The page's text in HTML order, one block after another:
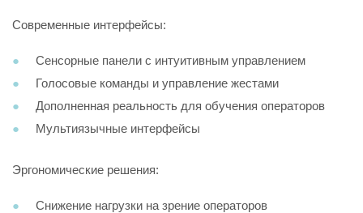
Современные интерфейсы:
Сенсорные панели с интуитивным управлением
Голосовые команды и управление жестами
Дополненная реальность для обучения операторов
Мультиязычные интерфейсы
Эргономические решения:
Снижение нагрузки на зрение операторов